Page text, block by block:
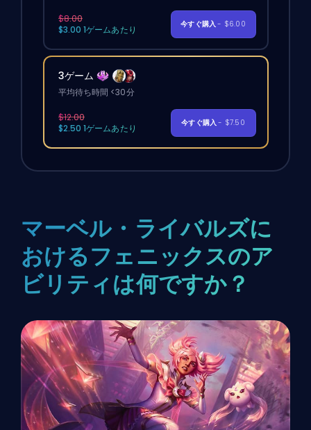
$8.00
$3.00 1ゲームあたり
今すぐ購入- $6.00
3ゲーム
平均待ち時間 <30分
$12.00
$2.50 1ゲームあたり
今すぐ購入- $7.50
マーベル・ライバルズに
おけるフェニックスのア
ビリティは何ですか？